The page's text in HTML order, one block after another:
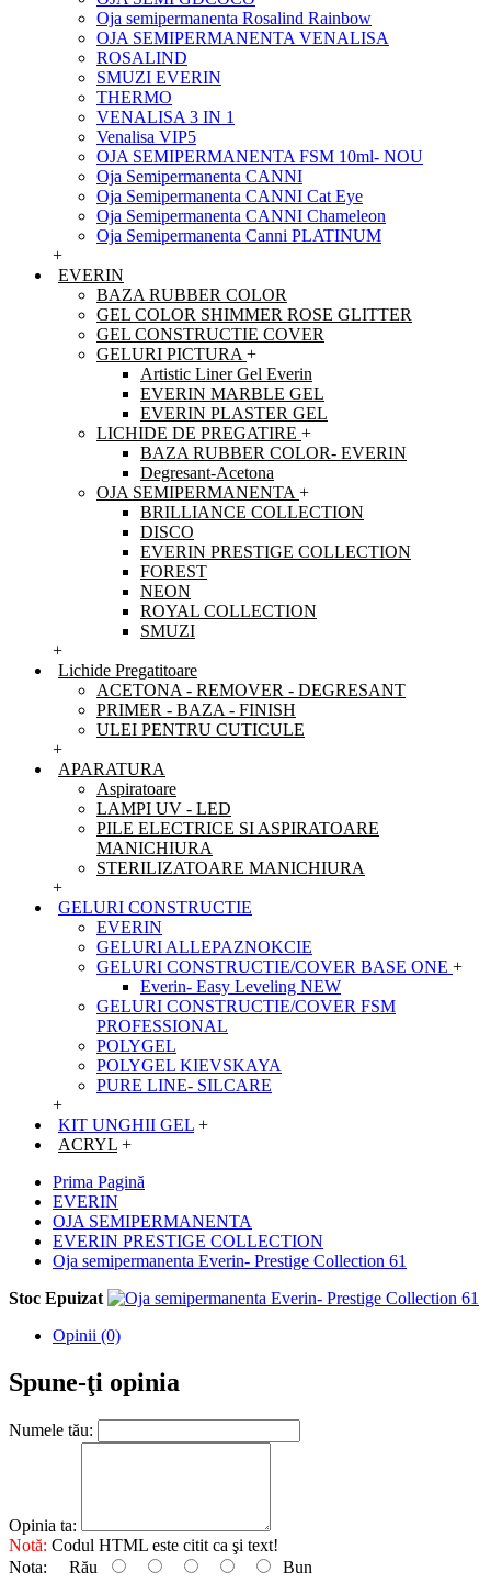
Oja semipermanenta Rosalind Rainbow
OJA SEMIPERMANENTA VENALISA
ROSALIND
SMUZI EVERIN
THERMO
VENALISA 3 IN 1
Venalisa VIP5
OJA SEMIPERMANENTA FSM 10ml- NOU
Oja Semipermanenta CANNI
Oja Semipermanenta CANNI Cat Eye
Oja Semipermanenta CANNI Chameleon
Oja Semipermanenta Canni PLATINUM
+
EVERIN
BAZA RUBBER COLOR
GEL COLOR SHIMMER ROSE GLITTER
GEL CONSTRUCTIE COVER
GELURI PICTURA +
Artistic Liner Gel Everin
EVERIN MARBLE GEL
EVERIN PLASTER GEL
LICHIDE DE PREGATIRE +
BAZA RUBBER COLOR- EVERIN
Degresant-Acetona
OJA SEMIPERMANENTA +
BRILLIANCE COLLECTION
DISCO
EVERIN PRESTIGE COLLECTION
FOREST
NEON
ROYAL COLLECTION
SMUZI
+
Lichide Pregatitoare
ACETONA - REMOVER - DEGRESANT
PRIMER - BAZA - FINISH
ULEI PENTRU CUTICULE
+
APARATURA
Aspiratoare
LAMPI UV - LED
PILE ELECTRICE SI ASPIRATOARE
MANICHIURA
STERILIZATOARE MANICHIURA
+
GELURI CONSTRUCTIE
EVERIN
GELURI ALLEPAZNOKCIE
GELURI CONSTRUCTIE/COVER BASE ONE +
Everin- Easy Leveling NEW
GELURI CONSTRUCTIE/COVER FSM
PROFESSIONAL
POLYGEL
POLYGEL KIEVSKAYA
PURE LINE- SILCARE
+
KIT UNGHII GEL +
ACRYL +
Prima Pagină
EVERIN
OJA SEMIPERMANENTA
EVERIN PRESTIGE COLLECTION
Oja semipermanenta Everin- Prestige Collection 61
Stoc Epuizat
Opinii (0)
Spune-ţi opinia
Numele tău:
Opinia ta:
Notă: Codul HTML este citit ca şi text!
Nota: Rău Bun